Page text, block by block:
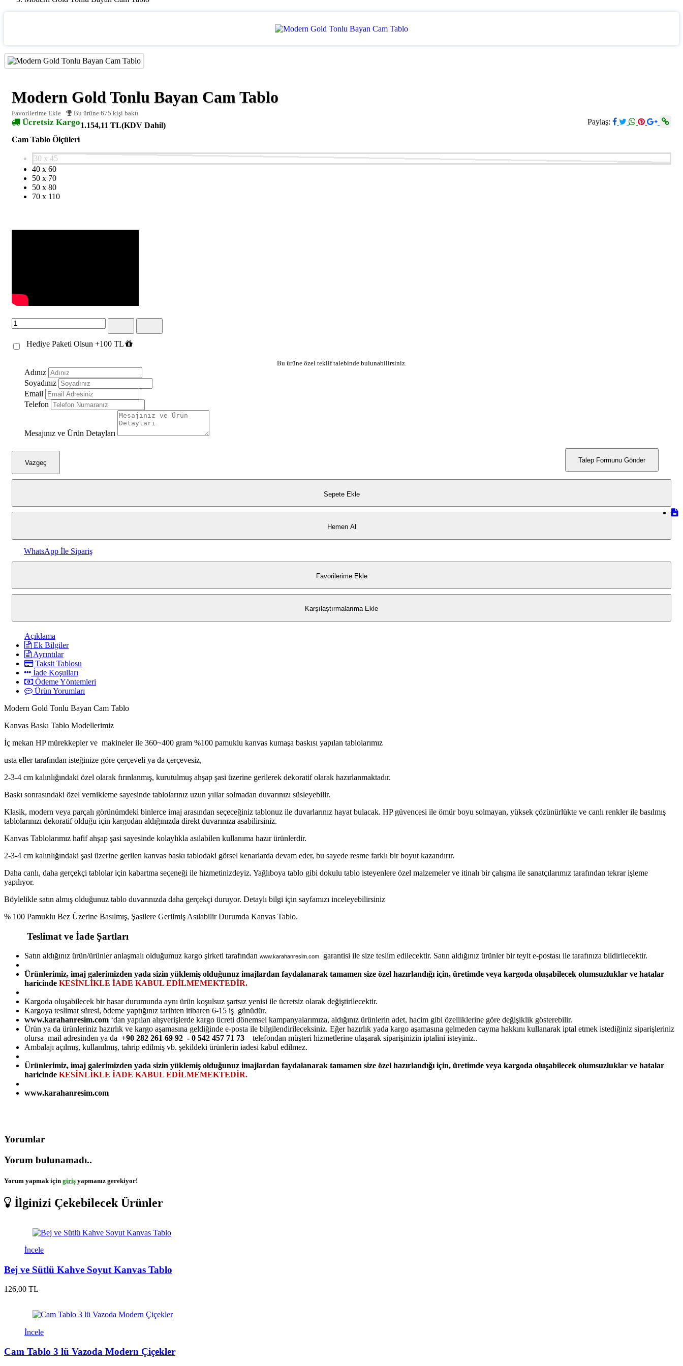
Modern Gold Tonlu Bayan Cam Tablo
Favorilerime Ekle Bu ürüne 675 kişi baktı
Ücretsiz Kargo Paylaş:
1.154,11 TL(KDV Dahil)
Cam Tablo Ölçüleri
30 x 45
40 x 60
50 x 70
50 x 80
70 x 110
Hediye Paketi Olsun +100 TL
Bu ürüne özel teklif talebinde bulunabilirsiniz.
Adınız
Soyadınız
Email
Telefon
Mesajınız ve Ürün Detayları
Talep Formunu Gönder
Vazgeç
Sepete Ekle
Hemen Al
WhatsApp İle Sipariş
Favorilerime Ekle
Karşılaştırmalarıma Ekle
Açıklama
Ek Bilgiler
Ayrıntılar
Taksit Tablosu
İade Koşulları
Ödeme Yöntemleri
Ürün Yorumları
Modern Gold Tonlu Bayan Cam Tablo
Kanvas Baskı Tablo Modellerimiz
İç mekan HP mürekkepler ve makineler ile 360~400 gram %100 pamuklu kanvas kumaşa baskısı yapılan tablolarımız
usta eller tarafından isteğinize göre çerçeveli ya da çerçevesiz,
2-3-4 cm kalınlığındaki özel olarak fırınlanmış, kurutulmuş ahşap şasi üzerine gerilerek dekoratif olarak hazırlanmaktadır.
Baskı sonrasındaki özel vernikleme sayesinde tablolarınız uzun yıllar solmadan duvarınızı süsleyebilir.
Klasik, modern veya parçalı görünümdeki binlerce imaj arasından seçeceğiniz tablonuz ile duvarlarınız hayat bulacak. HP güvencesi ile ömür boyu solmayan, yüksek çözünürlükte ve canlı renkler ile basılmış
tablolarınızı dekoratif olduğu için kargodan aldığınızda direkt duvarınıza asabilirsiniz.
Kanvas Tablolarımız hafif ahşap şasi sayesinde kolaylıkla asılabilen kullanıma hazır ürünlerdir.
2-3-4 cm kalınlığındaki şasi üzerine gerilen kanvas baskı tablodaki görsel kenarlarda devam eder, bu sayede resme farklı bir boyut kazandırır.
Daha canlı, daha gerçekçi tablolar için kabartma seçeneği ile hizmetinizdeyiz. Yağlıboya tablo gibi dokulu tablo isteyenlere özel malzemeler ve itinalı bir çalışma ile sanatçılarımız tarafından tekrar işleme
yapılıyor.
Böylelikle satın almış olduğunuz tablo duvarınızda daha gerçekçi duruyor. Detaylı bilgi için sayfamızı inceleyebilirsiniz
% 100 Pamuklu Bez Üzerine Basılmış, Şasilere Gerilmiş Asılabilir Durumda Kanvas Tablo.
Teslimat ve İade Şartları
Satın aldığınız ürün/ürünler anlaşmalı olduğumuz kargo şirketi tarafından www.karahanresim.com garantisi ile size teslim edilecektir. Satın aldığınız ürünler bir teyit e-postası ile tarafınıza bildirilecektir.
Ürünlerimiz, imaj galerimizden yada sizin yüklemiş olduğunuz imajlardan faydalanarak tamamen size özel hazırlandığı için, üretimde veya kargoda oluşabilecek olumsuzluklar ve hatalar
haricinde KESİNLİKLE İADE KABUL EDİLMEMEKTEDİR.
Kargoda oluşabilecek bir hasar durumunda aynı ürün koşulsuz şartsız yenisi ile ücretsiz olarak değiştirilecektir.
Kargoya teslimat süresi, ödeme yaptığınız tarihten itibaren 6-15 iş günüdür.
www.karahanresim.com ‘dan yapılan alışverişlerde kargo ücreti dönemsel kampanyalarımıza, aldığınız ürünlerin adet, hacim gibi özelliklerine göre değişiklik gösterebilir.
Ürün ya da ürünleriniz hazırlık ve kargo aşamasına geldiğinde e-posta ile bilgilendirileceksiniz. Eğer hazırlık yada kargo aşamasına gelmeden cayma hakkını kullanarak iptal etmek istediğiniz siparişleriniz
olursa mail adresinden ya da +90 282 261 69 92 - 0 542 457 71 73
telefondan müşteri hizmetlerine ulaşarak siparişinizin iptalini isteyiniz..
Ambalajı açılmış, kullanılmış, tahrip edilmiş vb. şekildeki ürünlerin iadesi kabul edilmez.
Ürünlerimiz, imaj galerimizden yada sizin yüklemiş olduğunuz imajlardan faydalanarak tamamen size özel hazırlandığı için, üretimde veya kargoda oluşabilecek olumsuzluklar ve hatalar
haricinde KESİNLİKLE İADE KABUL EDİLMEMEKTEDİR.
www.karahanresim.com
Yorumlar
Yorum bulunamadı..
Yorum yapmak için giriş yapmanız gerekiyor!
İlginizi Çekebilecek Ürünler
İncele
Bej ve Sütlü Kahve Soyut Kanvas Tablo
126,00 TL
İncele
Cam Tablo 3 lü Vazoda Modern Çiçekler